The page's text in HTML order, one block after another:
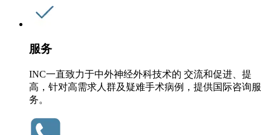
服务
INC一直致力于中外神经外科技术的 交流和促进、提
高，针对高需求人群及疑难手术病例，提供国际咨询服
务。